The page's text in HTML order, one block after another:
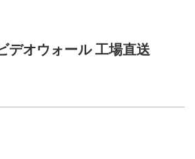
デオウォール 工場直送